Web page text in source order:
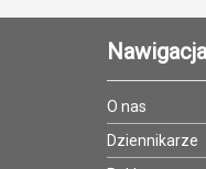
Nawigacja
O nas
Dziennikarze